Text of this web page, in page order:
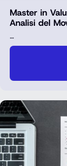
Master in
Analisi del
…